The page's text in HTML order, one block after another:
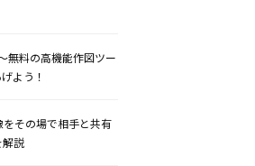
無料の高機能作図ツー
よう！
その場で相手と共有
解説